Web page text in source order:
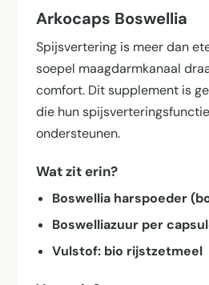
Arkocaps Boswellia
Spijsvertering is meer dan
soepel maagdarmkanaal
comfort. Dit supplement is
die hun
ondersteunen.
Wat zit erin?
Boswellia harspoeder
Boswelliazuur per
Vulstof: bio rijstzetmeel